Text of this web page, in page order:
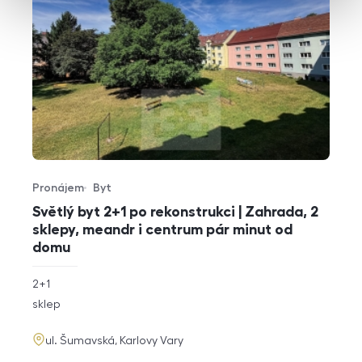
Světlý byt 2+1 po rekonstrukci | Zahrada, 2
sklepy, meandr i centrum pár minut od
domu
Typ nabídky
Pronájem
Typ nemovitosti
Byt
rozměry
2+1
funkce
sklep
adresa
ul. Šumavská, Karlovy Vary